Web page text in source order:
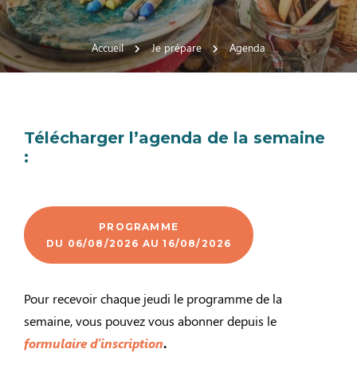
Normandie
Accueil Je prépare Agenda
Télécharger l’agenda de la semaine
:
PROGRAMME
DU 06/08/2026 AU 16/08/2026
Pour recevoir chaque jeudi le programme de la
semaine, vous pouvez vous abonner depuis le
formulaire d’inscription.